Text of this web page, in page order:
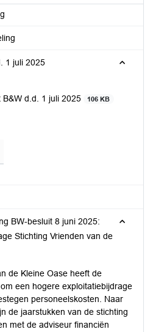
1 juli 2025
B&W d.d. 1 juli 2025
106 KB
BW-besluit 8 juni 2025:
Stichting Vrienden van de
de Kleine Oase heeft de
een hogere exploitatiebijdrage
personeelskosten. Naar
de jaarstukken van de stichting
met de adviseur financiën